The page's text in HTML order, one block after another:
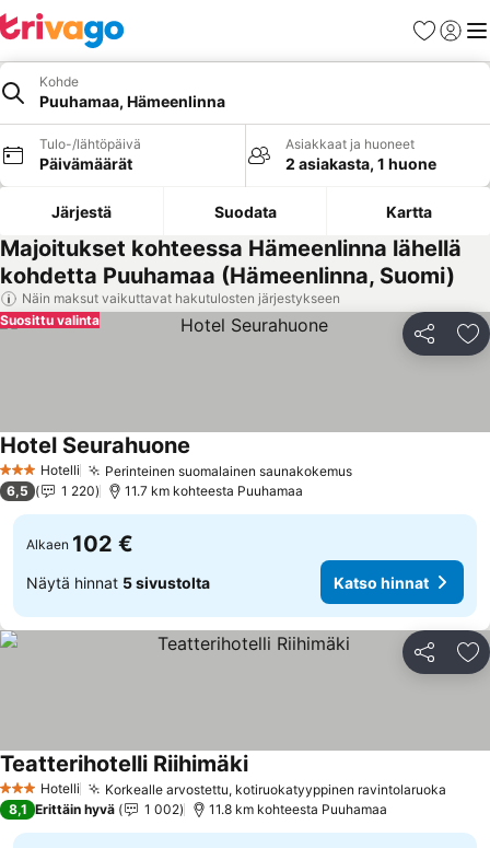
Suosikit
Kohde
Puuhamaa, Hämeenlinna
Tulo-/lähtöpäivä
Päivämäärät
Asiakkaat ja huoneet
2 asiakasta, 1 huone
Järjestä Suodata Kartta
Majoitukset kohteessa Hämeenlinna lähellä
kohdetta Puuhamaa (Hämeenlinna, Suomi)
Näin maksut vaikuttavat hakutulosten järjestykseen
Jaa
Suosittu valinta
3 Tähtiluokitus
Hotelli Perinteinen suomalainen saunakokemusKatso hinnat
Hotel Seurahuone
6,5 1 220 11.7 km kohteesta Puuhamaa
Alkaen 102 €
Näytä hinnat 5 sivustolta Katso hinnat
Jaa
3 Tähtiluokitus
Hotelli Korkealle arvostettu, kotiruokatyyppinen ravintolaruoka
Teatterihotelli RiihimäkiKatso hinnat
8,1 Erittäin hyvä 1 002 11.8 km kohteesta Puuhamaa